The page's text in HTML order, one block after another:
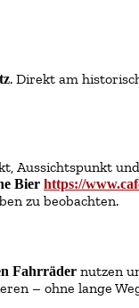
. Direkt am
Aussichtspunkt
Bier https://
zu beobachten.
Fahrräder nutzen
– ohne lange